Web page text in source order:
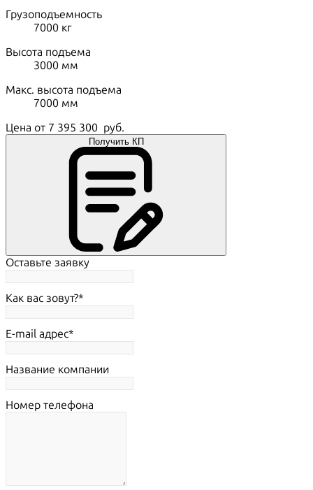
Грузоподъемность
7000 кг
Высота подъема
3000 мм
Макс. высота подъема
7000 мм
Цена от 7 395 300 руб.
Получить КП
Оставьте заявку
Как вас зовут?
E-mail адрес
Название компании
Номер телефона